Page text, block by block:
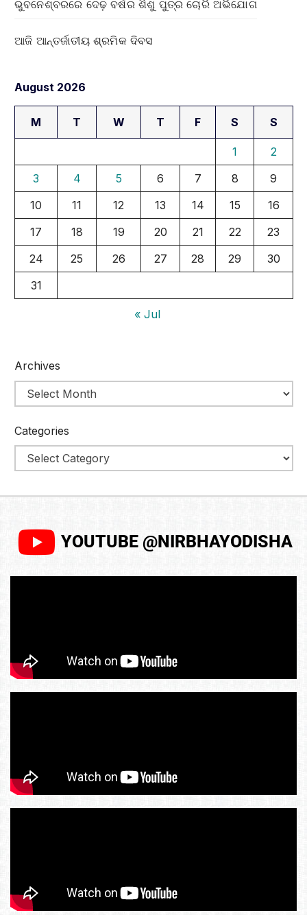
ଭୁବନେଶ୍ବରରେ ଦେଢ଼ ବର୍ଷର ଶିଶୁ ପୁତ୍ର ଚୋରି ଅଭିଯୋଗ
ଆଜି ଆନ୍ତର୍ଜାତୀୟ ଶ୍ରମିକ ଦିବସ
August 2026
M T W T F S S
1
2
3
4 5 6 7 8
9
10
11 12 13 14 15
16
17
18 19 20 21 22
23
24
25 26 27 28 29
30
31
« Jul
Archives
Categories
YOUTUBE @NIRBHAYODISHA